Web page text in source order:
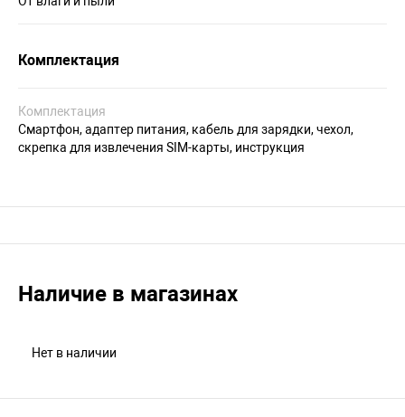
Комплектация
Комплектация
Смартфон, адаптер питания, кабель для зарядки, чехол,
скрепка для извлечения SIM-карты, инструкция
Наличие в магазинах
Нет в наличии